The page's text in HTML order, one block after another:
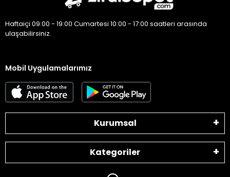
Haftaiçi 09:00 - 19:00 Cumartesi 10:00 - 17:00 saatleri arasında
ulaşabilirsiniz.
Mobil Uygulamalarımız
Kurumsal
Kategoriler